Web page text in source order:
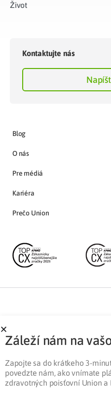
Život​
Kontaktujte nás
Blog
O nás
Pre médiá
Kariéra
Prečo Union
Partnerská zóna
Záleží nám na
Zapojte sa do krátkeho 3-
povedzte nám, ako vnímate
zdravotných poisťovní Union a